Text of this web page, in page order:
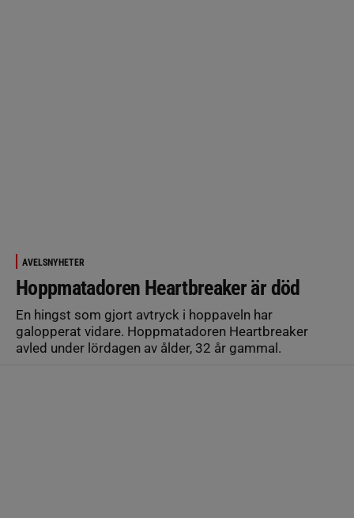
AVELSNYHETER
Hoppmatadoren Heartbreaker är död
En hingst som gjort avtryck i hoppaveln har
galopperat vidare. Hoppmatadoren Heartbreaker
avled under lördagen av ålder, 32 år gammal.